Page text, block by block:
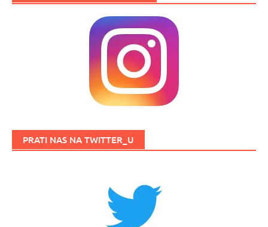
PRATI NAS NA TWITTER_U